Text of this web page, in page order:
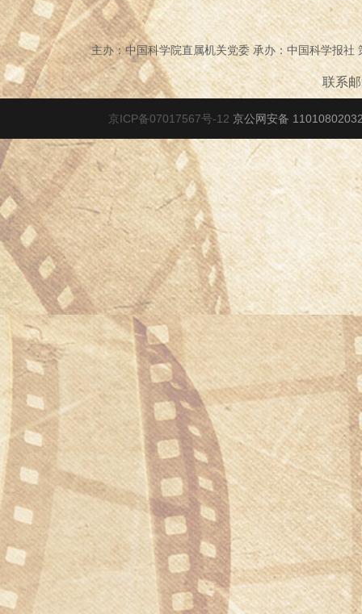
主办：中国科学院直属机关党委 承办：中国科学报
联系
京ICP备07017567号-12 京公网安备